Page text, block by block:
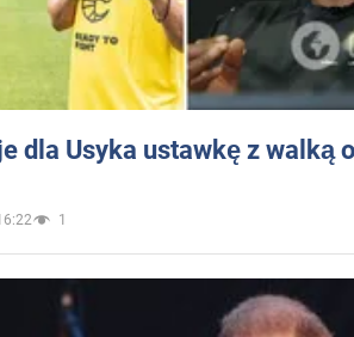
dla Usyka ustawkę z walką
1